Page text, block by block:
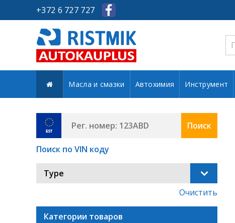
+372 6 727 727
Масла и смазки Автохимия Инструмент
Поиск
Поиск по VIN коду
Type
Очистить
Категории товаров